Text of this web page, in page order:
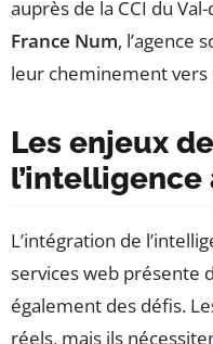
auprès de la CCI du Val-
France Num, l’agence
leur cheminement
Les enjeux
L’intégration de
services web présente
également des défis.
réels, mais ils